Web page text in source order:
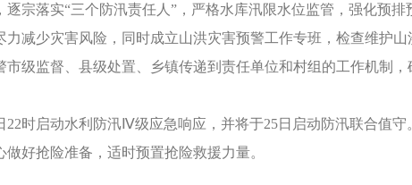
逐宗落实“三个防汛责任人”，严格水库汛限水位监管，强化预
减少灾害风险，同时成立山洪灾害预警工作专班，检查维护山
市级监督、县级处置、乡镇传递到责任单位和村组的工作机制
22时启动水利防汛Ⅳ级应急响应，并将于25日启动防汛联合值守
好抢险准备，适时预置抢险救援力量。